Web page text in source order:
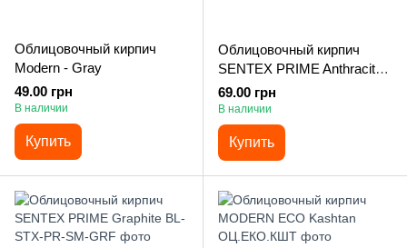
Облицовочный кирпич
Modern - Gray
49.00 грн
В наличии
Купить
Облицовочный кирпич
SENTEX PRIME Anthracite
Light
69.00 грн
В наличии
Купить